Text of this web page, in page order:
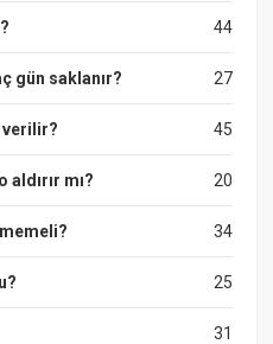
44
27
gün saklanır?
45
verilir?
20
mı?
34
25
31